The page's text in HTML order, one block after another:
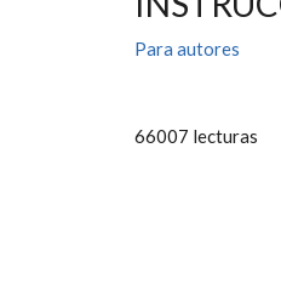
Para autores
66007 lecturas